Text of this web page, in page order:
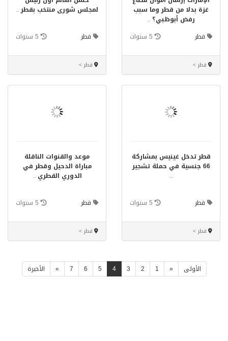
غزة بدلا من قطر وما سبب
رفض أبوظبي؟ ..
قطر
5 سنوات
قطر >
لمجلس شورى منتخب بقطر..
قطر 5 سنوات
قطر >
قطر تدخل غينيس بمشاركة
66 جنسية في حملة تشجير
..
قطر 5 سنوات
قطر >
موعد والقنوات الناقلة
مباراة الدحيل وقطر في
الدوري القطري ..
قطر 5 سنوات
قطر >
الأولى «
1
2
3
4
5
6
7
» الأخيرة